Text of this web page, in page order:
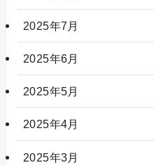
2025年7月
2025年6月
2025年5月
2025年4月
2025年3月